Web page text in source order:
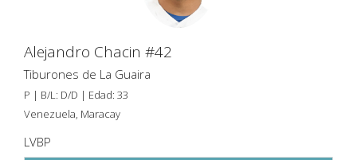
Alejandro Chacin #42
Tiburones de La Guaira
P | B/L: D/D | Edad: 33
Venezuela, Maracay
LVBP